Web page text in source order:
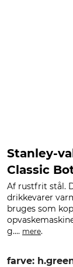
Stanley-
Classic
Af rustfrit stål.
drikkevarer
bruges som
g.... mere.
farve: